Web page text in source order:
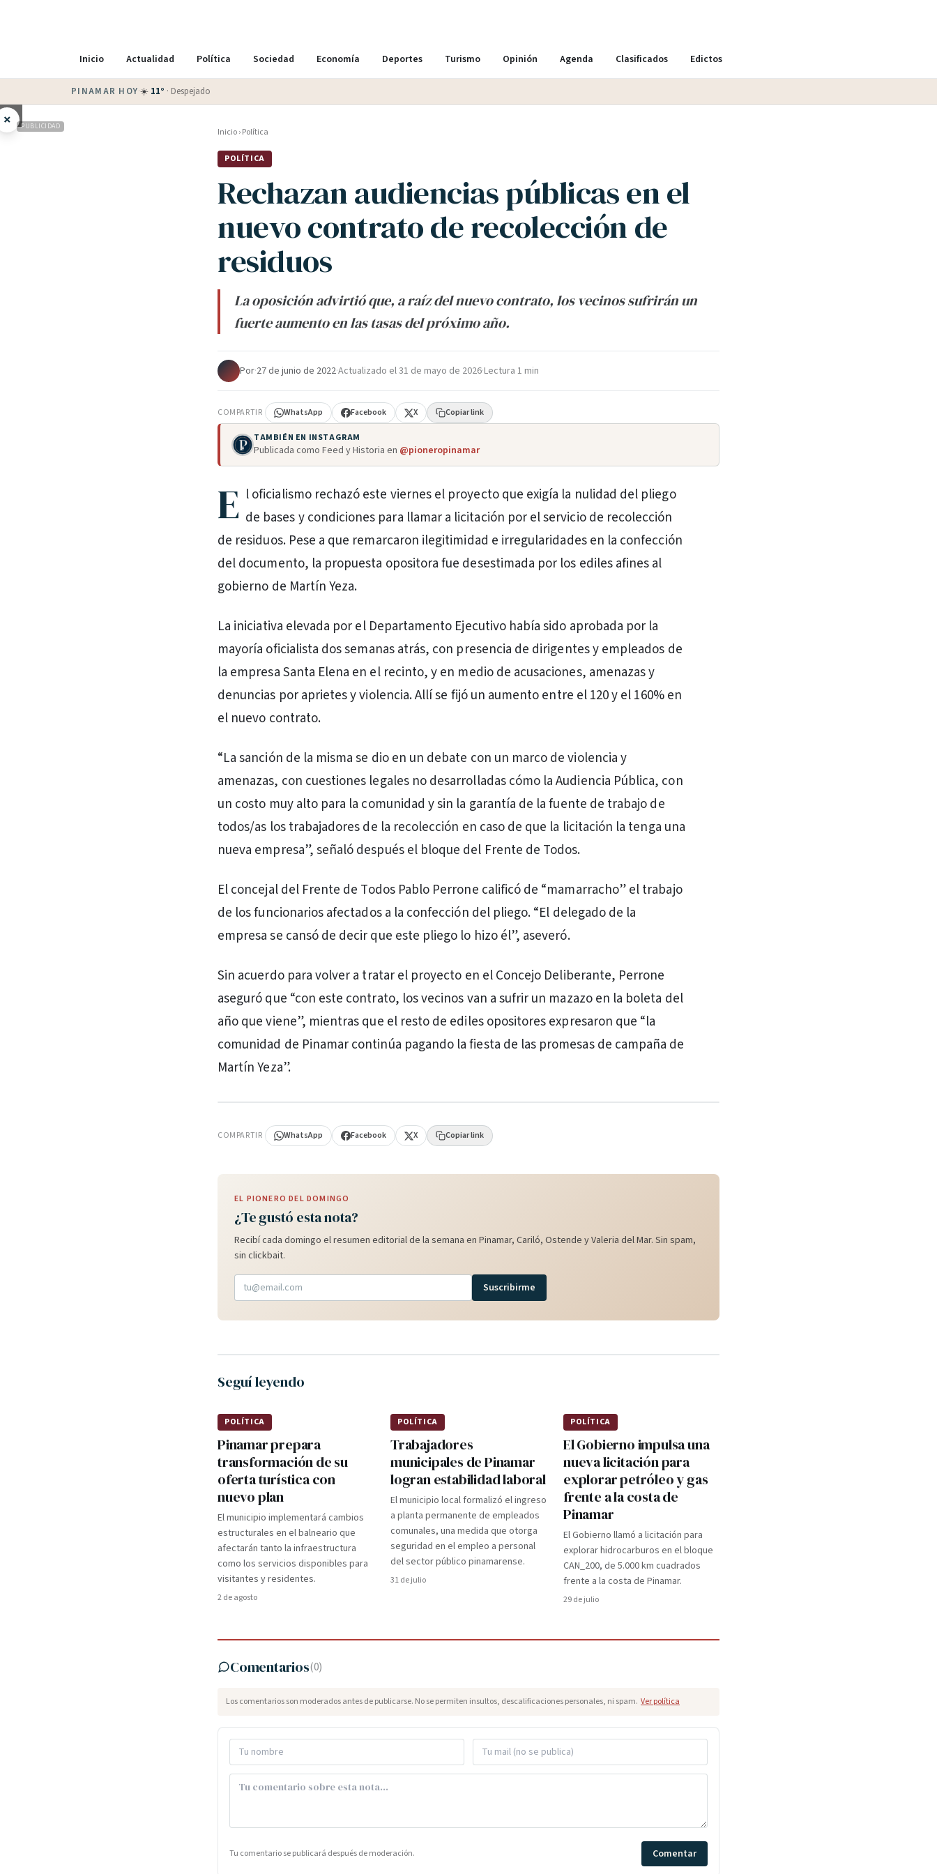
Inicio Actualidad Política Sociedad Economía Deportes Turismo Opinión Agenda Clasificados Edictos
PINAMAR HOY·💵 Dólar blue$1525
× PUBLICIDAD Inicio›Política
POLÍTICA
Rechazan audiencias públicas en el
nuevo contrato de recolección de
residuos
La oposición advirtió que, a raíz del nuevo contrato, los vecinos sufrirán un
fuerte aumento en las tasas del próximo año.
Por·27 de junio de 2022·Actualizado el31 de mayo de 2026·Lectura 1 min
COMPARTIR WhatsApp Facebook X Copiar link
TAMBIÉN EN INSTAGRAM
Publicada como Feed y Historia en @pioneropinamar
E l oficialismo rechazó este viernes el proyecto que exigía la nulidad del pliego
de bases y condiciones para llamar a licitación por el servicio de recolección
de residuos. Pese a que remarcaron ilegitimidad e irregularidades en la confección
del documento, la propuesta opositora fue desestimada por los ediles afines al
gobierno de Martín Yeza.
La iniciativa elevada por el Departamento Ejecutivo había sido aprobada por la
mayoría oficialista dos semanas atrás, con presencia de dirigentes y empleados de
la empresa Santa Elena en el recinto, y en medio de acusaciones, amenazas y
denuncias por aprietes y violencia. Allí se fijó un aumento entre el 120 y el 160% en
el nuevo contrato.
“La sanción de la misma se dio en un debate con un marco de violencia y
amenazas, con cuestiones legales no desarrolladas cómo la Audiencia Pública, con
un costo muy alto para la comunidad y sin la garantía de la fuente de trabajo de
todos/as los trabajadores de la recolección en caso de que la licitación la tenga una
nueva empresa”, señaló después el bloque del Frente de Todos.
El concejal del Frente de Todos Pablo Perrone calificó de “mamarracho” el trabajo
de los funcionarios afectados a la confección del pliego. “El delegado de la
empresa se cansó de decir que este pliego lo hizo él”, aseveró.
Sin acuerdo para volver a tratar el proyecto en el Concejo Deliberante, Perrone
aseguró que “con este contrato, los vecinos van a sufrir un mazazo en la boleta del
año que viene”, mientras que el resto de ediles opositores expresaron que “la
comunidad de Pinamar continúa pagando la fiesta de las promesas de campaña de
Martín Yeza”.
COMPARTIR WhatsApp Facebook X Copiar link
EL PIONERO DEL DOMINGO
¿Te gustó esta nota?
Recibí cada domingo el resumen editorial de la semana en Pinamar, Cariló, Ostende y Valeria del Mar. Sin spam,
sin clickbait.
Suscribirme
Seguí leyendo
POLÍTICA
Pinamar prepara
transformación de su
oferta turística con
nuevo plan
El municipio implementará cambios
estructurales en el balneario que
afectarán tanto la infraestructura
como los servicios disponibles para
visitantes y residentes.
2 de agosto
POLÍTICA
Trabajadores
municipales de Pinamar
logran estabilidad laboral
El municipio local formalizó el ingreso
a planta permanente de empleados
comunales, una medida que otorga
seguridad en el empleo a personal
del sector público pinamarense.
31 de julio
POLÍTICA
El Gobierno impulsa una
nueva licitación para
explorar petróleo y gas
frente a la costa de
Pinamar
El Gobierno llamó a licitación para
explorar hidrocarburos en el bloque
CAN_200, de 5.000 km cuadrados
frente a la costa de Pinamar.
29 de julio
Comentarios(0)
Los comentarios son moderados antes de publicarse. No se permiten insultos, descalificaciones personales, ni spam. Ver política
Tu comentario se publicará después de moderación. Comentar